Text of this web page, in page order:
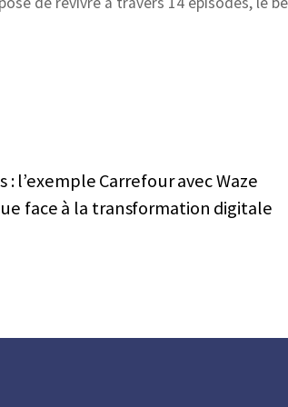
l’exemple Carrefour avec Waze
face à la transformation digitale